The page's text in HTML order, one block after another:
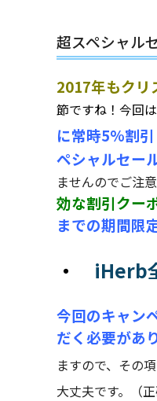
超スペシャル
2017年もクリ
節ですね ！今回は
に常時5%割
ペシャルセー
ませんのでご注
効な割引クー
までの期間限
・ iHerb
今回のキャン
だく必要があ
ますので、その
大丈夫です。（